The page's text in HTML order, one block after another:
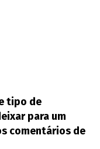
tipo de
para um
comentários de